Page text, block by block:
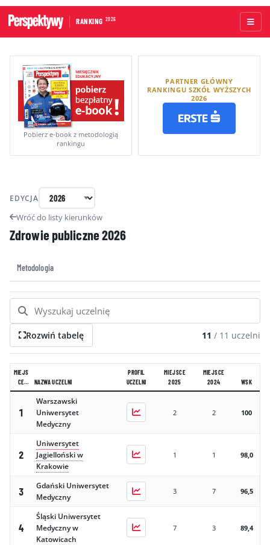
RANKING 2026
STRONA GŁÓWNA
UCZELNIE AKADEMICKIE
UCZELNIE ZAWODOWE
RANKINGI WG TYPÓW UCZELNI
RANKINGI WG GRUP KRYTERIÓW
KAPITUŁA
GALERIA
Pobierz e-book z metodologią
rankingu
PARTNER GŁÓWNY
RANKINGU SZKÓŁ WYŻSZYCH
2026
Wróć do listy kierunków
Zdrowie publiczne2026
EDYCJA
Metodologia
Rozwiń tabelę 11 / 11 uczelni
MIEJS
CE
2026
NAZWA UCZELNI
PROFIL
UCZELNI
MIEJSCE
2025
MIEJSCE
2024
WSK
1
Warszawski
Uniwersytet
Medyczny
2 2 100
2
Uniwersytet
Jagielloński w
Krakowie
1 1 98,0
3
Gdański Uniwersytet
Medyczny
3 7 96,5
4
Śląski Uniwersytet
Medyczny w
Katowicach
7 3 89,4